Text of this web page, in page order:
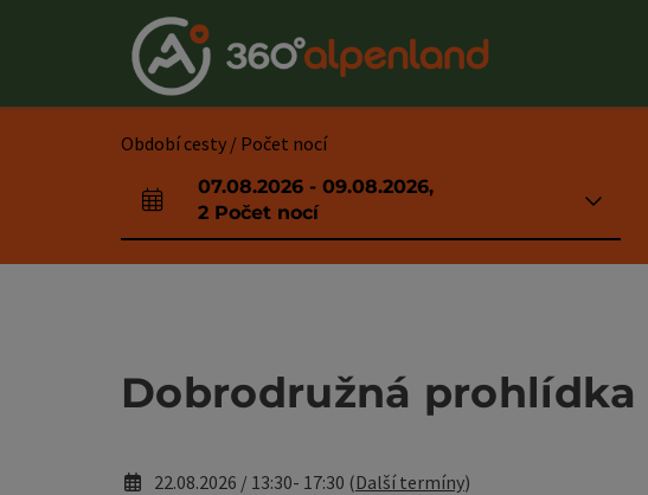
Accesskey
Accesskey
[1]
Začátek stránkyAccesskey
[2]
Accesskey
[3]
Accesskey
Accesskey
[5]
Pokyny k používání webové stránky
Úvodní stranaAccesskey
[7]
Období cesty / Počet nocí
Pole příjezdu a odjezdu
07.08.2026 - 09.08.2026,
2 Počet nocí
Dobrodružná
22.08.2026 / 13:30- 17:30 (Další termíny)